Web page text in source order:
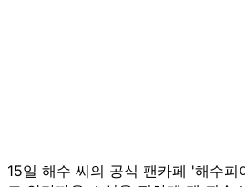
15일 해수 씨의 공식 팬카페 '해수피